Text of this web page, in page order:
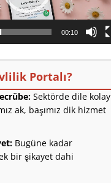
00:10
Portalı?
Sektörde dile kolay
ak, başımız dik hizmet
Bugüne kadar
bir şikayet dahi